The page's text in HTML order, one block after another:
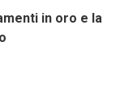
in oro e la